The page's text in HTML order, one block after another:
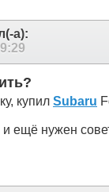
а):
купил Subaru
и ещё нужен